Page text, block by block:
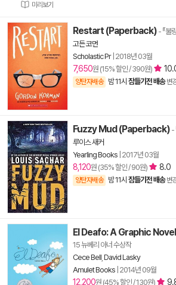
미리보기
Restart (Paperback) - 『불
고든 코먼
Scholastic Pr 2018년 03월
7,650원 (15% 할인 / 390원)
양탄자배송 밤 11시 잠들기전 배송 변
Fuzzy Mud (Paperback) -
루이스 새커
Yearling Books 2017년 03월
8,120원 (35% 할인 / 90원) 8.0
양탄자배송 밤 11시 잠들기전 배송 변
El Deafo: A Graphic
15 뉴베리 아너 수상작
Cece Bell David Lasky
Amulet Books 2014년 09월
12,200원 (45% 할인 / 130원)